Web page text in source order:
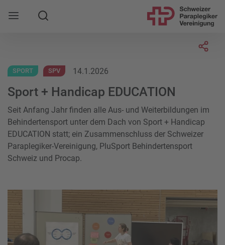
Mobile Navigation öffnen
Suche
SPORT SPV 14.1.2026
Sport + Handicap EDUCATION
Seit Anfang Jahr finden alle Aus- und Weiterbildungen im
Behindertensport unter dem Dach von Sport + Handicap
EDUCATION statt; ein Zusammenschluss der Schweizer
Paraplegiker-Vereinigung, PluSport Behindertensport
Schweiz und Procap.